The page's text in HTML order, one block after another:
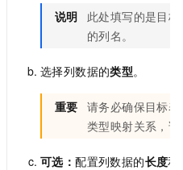
说明
此处填写的是目标
的列名。
选择列数据的类型。
重要 请务必确保目标
类型映射关系，请
可选：配置列数据的长度和